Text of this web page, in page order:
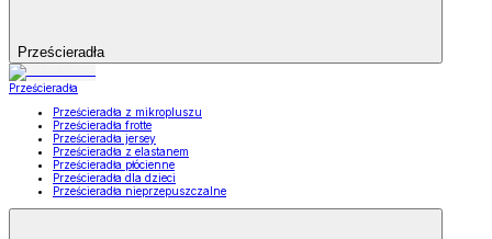
Prześcieradła
Prześcieradła
Prześcieradła z mikropluszu
Prześcieradła frotte
Prześcieradła jersey
Prześcieradła z elastanem
Prześcieradła płócienne
Prześcieradła dla dzieci
Prześcieradła nieprzepuszczalne